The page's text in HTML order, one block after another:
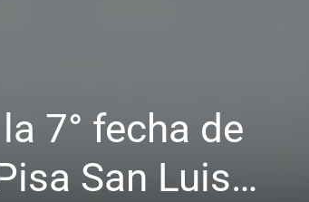
7° fecha de
San Luis…